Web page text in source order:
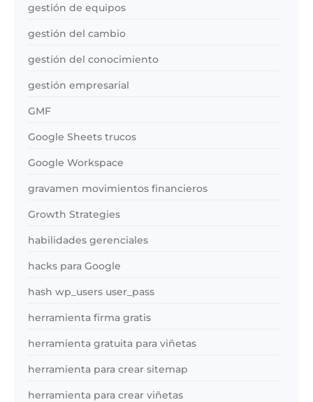
gestión de equipos
gestión del cambio
gestión del conocimiento
gestión empresarial
GMF
Google Sheets trucos
Google Workspace
gravamen movimientos financieros
Growth Strategies
habilidades gerenciales
hacks para Google
hash wp_users user_pass
herramienta firma gratis
herramienta gratuita para viñetas
herramienta para crear sitemap
herramienta para crear viñetas